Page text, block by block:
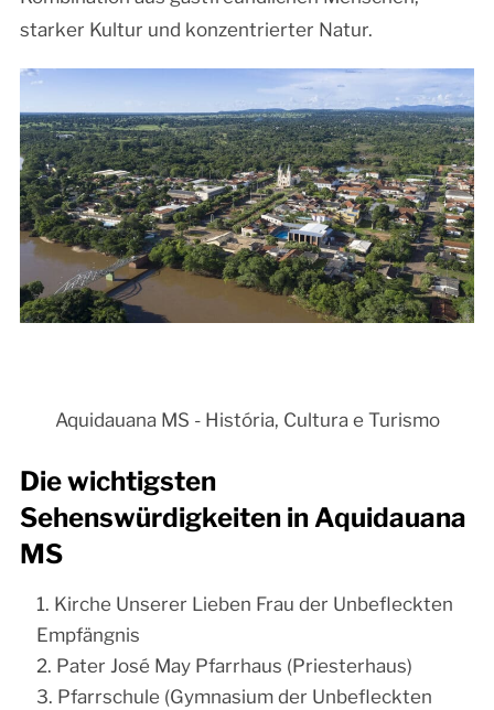
starker Kultur und konzentrierter Natur.
Aquidauana MS - História, Cultura e Turismo
Die wichtigsten
Sehenswürdigkeiten in Aquidauana
MS
Kirche Unserer Lieben Frau der Unbefleckten
Empfängnis
Pater José May Pfarrhaus (Priesterhaus)
Pfarrschule (Gymnasium der Unbefleckten